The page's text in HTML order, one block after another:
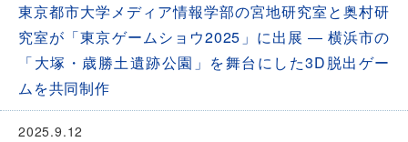
東京都市大学メディア情報学部の宮地研究室と奥村研
究室が「東京ゲームショウ2025」に出展 ― 横浜市の
「大塚・歳勝土遺跡公園」を舞台にした3D脱出ゲー
ムを共同制作
2025.9.12